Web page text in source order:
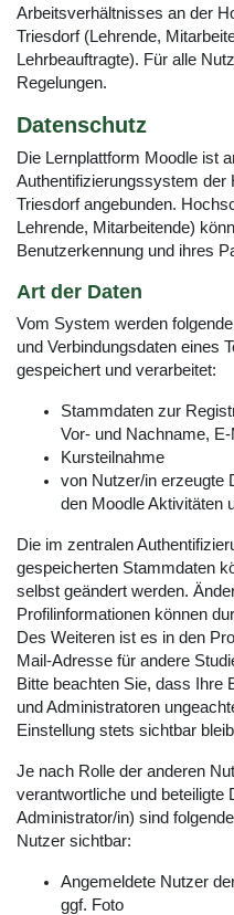
Arbeitsverhältnisses an der
Triesdorf (Lehrende,
Lehrbeauftragte). Für alle
Regelungen.
Datenschutz
Die Lernplattform Moodle ist
Authentifizierungssystem der
Triesdorf angebunden.
Lehrende, Mitarbeitende)
Benutzerkennung und ihres
Art der Daten
Vom System werden
und Verbindungsdaten eines
gespeichert und verarbeitet:
Stammdaten zur
Vor- und Nachname,
Kursteilnahme
von Nutzer/in erzeugte
den Moodle Aktivitäten
Die im zentralen
gespeicherten Stammdaten
selbst geändert werden.
Profilinformationen können
Des Weiteren ist es in den
Mail-Adresse für andere
Bitte beachten Sie, dass Ihre
und Administratoren
Einstellung stets sichtbar
Je nach Rolle der anderen
verantwortliche und beteiligte
Administrator/in) sind
Nutzer sichtbar:
Angemeldete Nutzer
ggf. Foto